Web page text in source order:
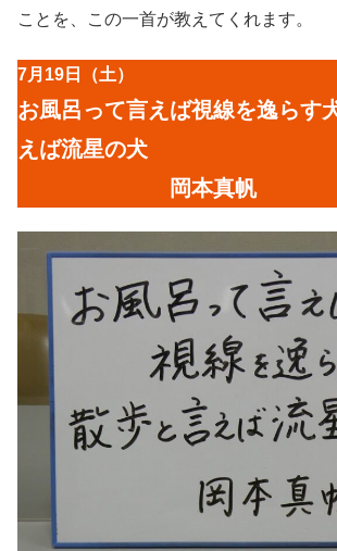
ことを、この一首が教えてくれます。
7月19日（土）
お風呂って言えば視線を逸ら
えば流星の犬
岡本真帆